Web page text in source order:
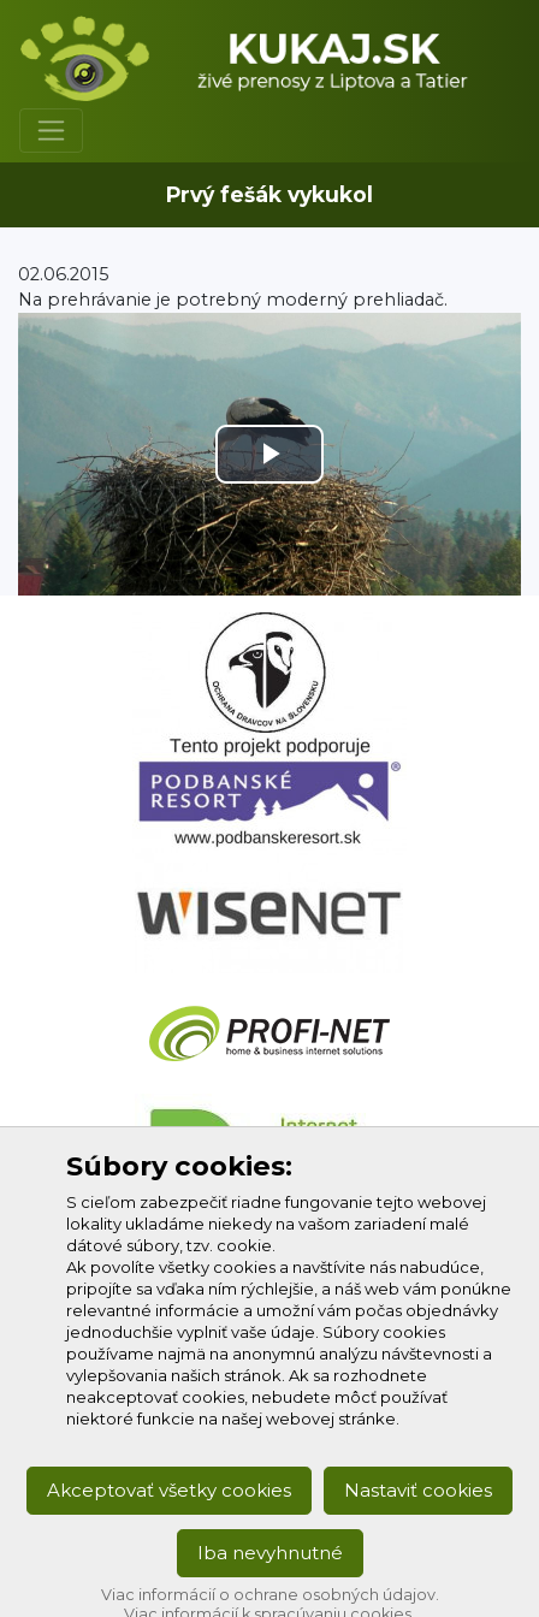
Prvý fešák vykukol
02.06.2015
Na prehrávanie je potrebný moderný prehliadač.
Play
Video
Profi-net s.r.o.
Súbory cookies:
S cieľom zabezpečiť riadne fungovanie tejto webovej
lokality ukladáme niekedy na vašom zariadení malé
dátové súbory, tzv. cookie.
Ak povolíte všetky cookies a navštívite nás nabudúce,
pripojíte sa vďaka ním rýchlejšie, a náš web vám ponúkne
relevantné informácie a umožní vám počas objednávky
jednoduchšie vyplniť vaše údaje. Súbory cookies
používame najmä na anonymnú analýzu návštevnosti a
vylepšovania našich stránok. Ak sa rozhodnete
neakceptovať cookies, nebudete môcť používať
niektoré funkcie na našej webovej stránke.
Akceptovať všetky cookies Nastaviť cookies
Iba nevyhnutné
Viac informácií o ochrane osobných údajov.